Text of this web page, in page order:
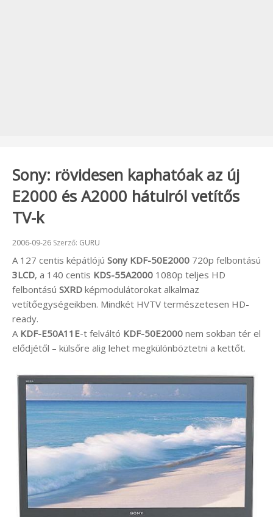
Sony: rövidesen kaphatóak az új
E2000 és A2000 hátulról vetítős
TV-k
Beküldve:
2006-09-26 Szerző: GURU
A 127 centis képátlójú Sony KDF-50E2000 720p felbontású
3LCD, a 140 centis KDS-55A2000 1080p teljes HD
felbontású SXRD képmodulátorokat alkalmaz
vetítőegységeikben. Mindkét HVTV természetesen HD-
ready.
A KDF-E50A11E-t felváltó KDF-50E2000 nem sokban tér el
elődjétől – külsőre alig lehet megkülönböztetni a kettőt.